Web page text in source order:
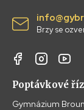
Brzy se
Poptávkové
Gymnázium